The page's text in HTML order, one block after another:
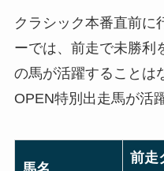
クラシック本番直前に
ーでは、前走で未勝利
の馬が活躍することは
OPEN特別出走馬が活
前走